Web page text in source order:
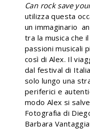
Can rock save
utilizza questa
un immaginario
tra la musica che
passioni musicali
così di Alex. Il
dal festival di
solo lungo una
periferici e
modo Alex si
Fotografia di
Barbara